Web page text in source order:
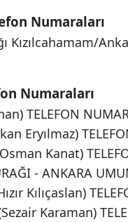
Numaraları
Kızılcahamam/
Numaraları
TELEFON
Eryılmaz)
Kanat)
- ANKARA
Kılıçaslan)
Karaman)